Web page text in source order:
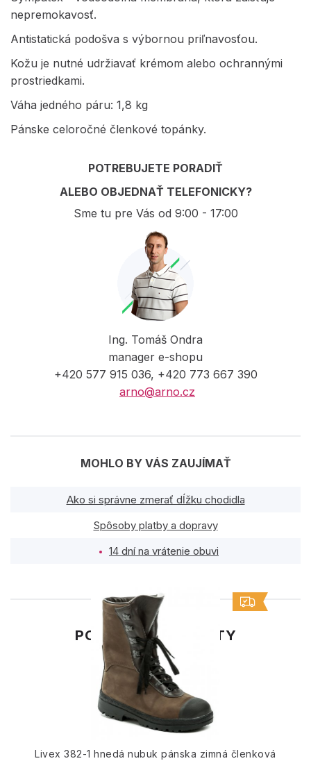
nepremokavosť.
Antistatická podošva s výbornou priľnavosťou.
Kožu je nutné udržiavať krémom alebo ochrannými
prostriedkami.
Váha jedného páru: 1,8 kg
Pánske celoročné členkové topánky.
POTREBUJETE PORADIŤ
ALEBO OBJEDNAŤ TELEFONICKY?
Sme tu pre Vás od 9:00 - 17:00
Ing. Tomáš Ondra
manager e-shopu
+420 577 915 036, +420 773 667 390
arno@arno.cz
MOHLO BY VÁS ZAUJÍMAŤ
Ako si správne zmerať dĺžku chodidla
Spôsoby platby a dopravy
14 dní na vrátenie obuvi
PODOBNÉ PRODUKTY
Livex 382-1 hnedá nubuk pánska zimná členková